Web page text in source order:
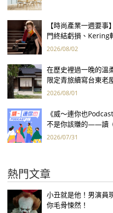
【時尚產業一週要
門終結虧損、Kering
報亮眼
2026/08/02
在歷史裡過一晚的溫
限定青旅續寫台東老
2026/08/01
《威～連你也
不是你該賺的——讀
2026/07/31
熱門文章
小丑就是他！男演
你毛骨悚然！